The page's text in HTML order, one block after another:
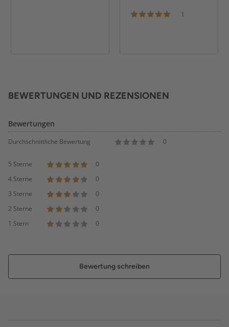
1
BEWERTUNGEN UND REZENSIONEN
Bewertungen
Durchschnittliche Bewertung 0
5 Sterne
0
4 Sterne
0
3 Sterne
0
2 Sterne
0
1 Stern
0
Bewertung schreiben